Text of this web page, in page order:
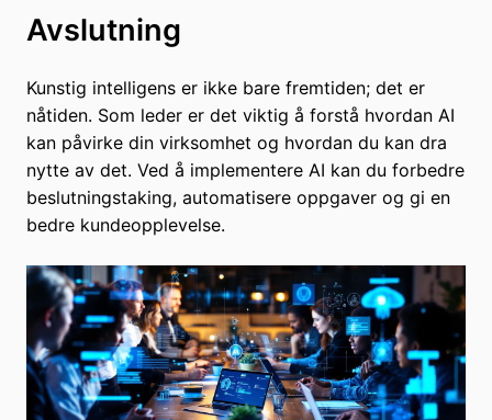
Avslutning
Kunstig intelligens er ikke bare fremtiden; det er
nåtiden. Som leder er det viktig å forstå hvordan AI
kan påvirke din virksomhet og hvordan du kan dra
nytte av det. Ved å implementere AI kan du forbedre
beslutningstaking, automatisere oppgaver og gi en
bedre kundeopplevelse.